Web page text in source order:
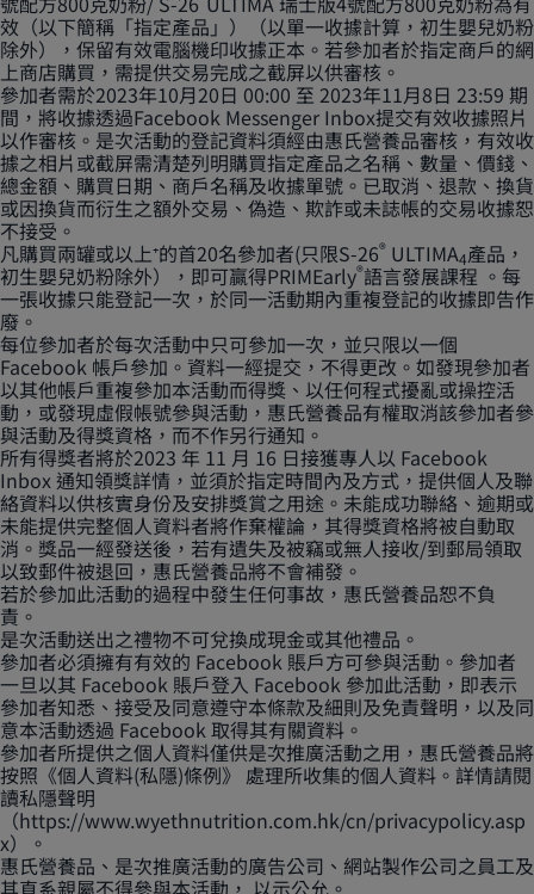
效（以下簡稱「指定產品」）（以單一收據計算，初生嬰兒奶粉
除外），保留有效電腦機印收據正本。若參加者於指定商戶的網
上商店購買，需提供交易完成之截屏以供審核。
參加者需於2023年10月20日 00:00 至 2023年11月8日 23:59 期
間，將收據透過Facebook Messenger Inbox提交有效收據照片
以作審核。是次活動的登記資料須經由惠氏營養品審核，有效收
據之相片或截屏需清楚列明購買指定產品之名稱、數量、價錢、
總金額、購買日期、商戶名稱及收據單號。已取消、退款、換貨
或因換貨而衍生之額外交易、偽造、欺詐或未誌帳的交易收據恕
不接受。
凡購買兩罐或以上⁺的首20名參加者(只限S-26® ULTIMA4產品，
初生嬰兒奶粉除外），即可贏得PRIMEarly®語言發展課程 。每
一張收據只能登記一次，於同一活動期內重複登記的收據即告作
廢。
每位參加者於每次活動中只可參加一次，並只限以一個
Facebook 帳戶參加。資料一經提交，不得更改。如發現參加者
以其他帳戶重複參加本活動而得獎、以任何程式擾亂或操控活
動，或發現虛假帳號參與活動，惠氏營養品有權取消該參加者參
與活動及得獎資格，而不作另行通知。
所有得獎者將於2023 年 11 月 16 日接獲專人以 Facebook
Inbox 通知領獎詳情，並須於指定時間內及方式，提供個人及聯
絡資料以供核實身份及安排獎賞之用途。未能成功聯絡、逾期或
未能提供完整個人資料者將作棄權論，其得獎資格將被自動取
消。獎品一經發送後，若有遺失及被竊或無人接收/到郵局領取
以致郵件被退回，惠氏營養品將不會補發。
若於參加此活動的過程中發生任何事故，惠氏營養品恕不負
責。
是次活動送出之禮物不可兌換成現金或其他禮品。
參加者必須擁有有效的 Facebook 賬戶方可參與活動。參加者
一旦以其 Facebook 賬戶登入 Facebook 參加此活動，即表示
參加者知悉、接受及同意遵守本條款及細則及免責聲明，以及同
意本活動透過 Facebook 取得其有關資料。
參加者所提供之個人資料僅供是次推廣活動之用，惠氏營養品將
按照《個人資料(私隱)條例》 處理所收集的個人資料。詳情請閱
讀私隱聲明
（https://www.wyethnutrition.com.hk/cn/privacypolicy.asp
x）。
惠氏營養品、是次推廣活動的廣告公司、網站製作公司之員工及
其直系親屬不得參與本活動， 以示公允。